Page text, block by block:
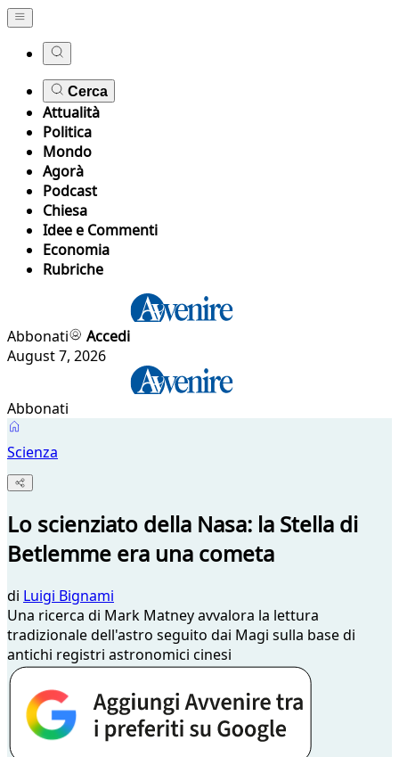
Cerca
Attualità
Politica
Mondo
Agorà
Podcast
Chiesa
Idee e Commenti
Economia
Rubriche
Abbonati
Accedi
August 7, 2026
Abbonati
Scienza
Lo scienziato della Nasa: la Stella di
Betlemme era una cometa
di Luigi Bignami
Una ricerca di Mark Matney avvalora la lettura
tradizionale dell'astro seguito dai Magi sulla base di
antichi registri astronomici cinesi